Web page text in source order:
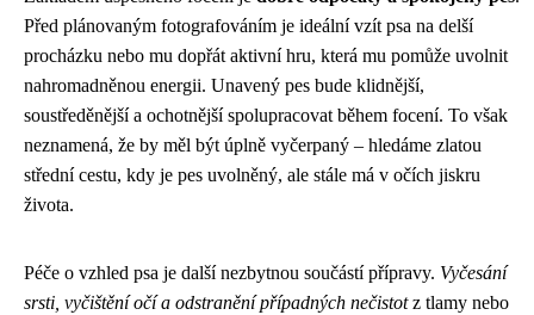
Před plánovaným fotografováním je ideální vzít psa na delší
procházku nebo mu dopřát aktivní hru, která mu pomůže uvolnit
nahromadněnou energii. Unavený pes bude klidnější,
soustředěnější a ochotnější spolupracovat během focení. To však
neznamená, že by měl být úplně vyčerpaný – hledáme zlatou
střední cestu, kdy je pes uvolněný, ale stále má v očích jiskru
života.
Péče o vzhled psa je další nezbytnou součástí přípravy. Vyčesání
srsti, vyčištění očí a odstranění případných nečistotz tlamy nebo